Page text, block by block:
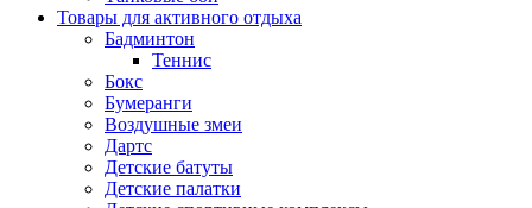
Товары для активного отдыха
Бадминтон
Теннис
Бокс
Бумеранги
Воздушные змеи
Дартс
Детские батуты
Детские палатки